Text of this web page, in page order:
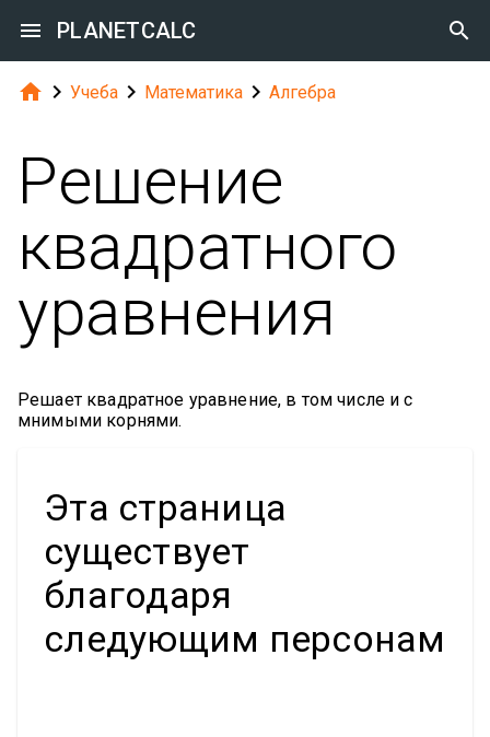
 PLANETCALC 
  Учеба  Математика  Алгебра
Решение
квадратного
уравнения
Решает квадратное уравнение, в том числе и с
мнимыми корнями.
Эта страница
существует
благодаря
следующим персонам